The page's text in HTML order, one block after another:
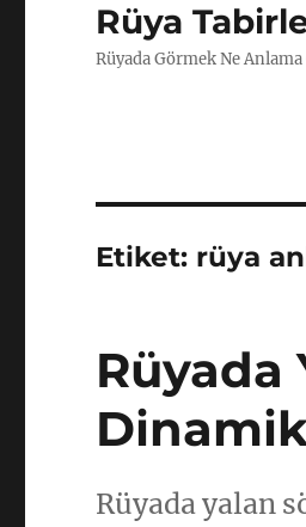
Rüya
Rüyada Görmek Ne
Etiket: rüya
Rüyada
Rüyada yalan